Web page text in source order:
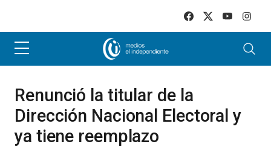
Renunció la titular de la
Dirección Nacional Electoral y
ya tiene reemplazo